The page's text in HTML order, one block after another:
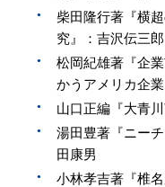
柴田隆行著『横
究』：吉沢伝三郎
松岡紀雄著『企
かうアメリカ企
山口正編『大青
湯田豊著『ニー
田康男
小林孝吉著『椎